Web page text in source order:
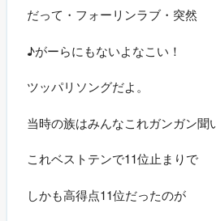
だって・フォーリンラブ・突然
♪がーらにもないよなこい！
ツッパリソングだよ。
当時の族はみんなこれガンガン聞
これベストテンで11位止まりで
しかも高得点11位だったのが